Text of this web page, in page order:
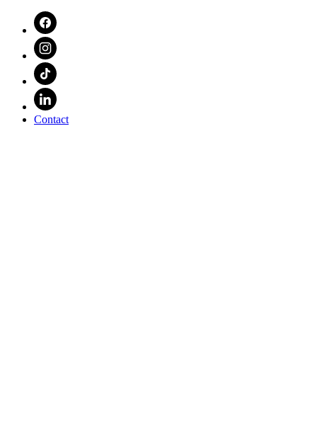
Contact